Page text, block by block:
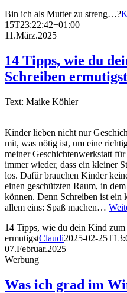
Bin ich als Mutter zu streng…?
15T23:22:42+01:00
11.März.2025
14 Tipps, wie du
Schreiben ermutigst
Text: Maike Köhler
Kinder lieben nicht nur
mit, was nötig ist, um eine
meiner Geschichtenwerkstatt
immer wieder, dass ein kleiner
los. Dafür brauchen Kinder
einen geschützten Raum, in
können. Denn Schreiben ist ein
allem eins: Spaß machen…
14 Tipps, wie du dein Kind zum
ermutigstClaudi2025-02-
07.Februar.2025
Werbung
Was ich grad im